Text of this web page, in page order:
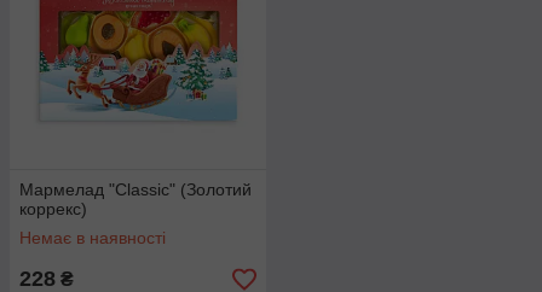
Мармелад "Classic" (Золотий
коррекс)
Немає в наявності
228 ₴